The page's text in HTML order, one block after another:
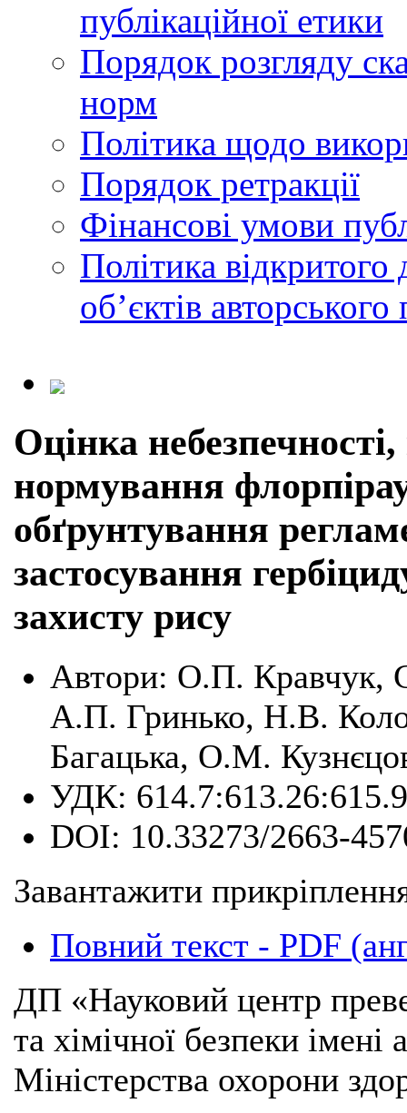
публікаційної етики
Порядок розгляду
норм
Політика щодо
Порядок ретракції
Фінансові умови
Політика
обʼєктів авторського
Оцінка
нормування
обґрунтування
застосування
захисту рису
Автори: О.П. Кравчук,
А.П. Гринько, Н.В.
Багацька, О.М.
УДК:
DOI: 10.33273/2663-
Завантажити
Повний текст - PDF
ДП «Науковий центр
та хімічної безпеки
Міністерства охорони